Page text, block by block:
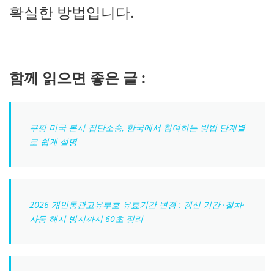
확실한 방법입니다.
함께 읽으면 좋은 글 :
쿠팡 미국 본사 집단소송, 한국에서 참여하는 방법 단계별
로 쉽게 설명
2026 개인통관고유부호 유효기간 변경 : 갱신 기간 ·절차·
자동 해지 방지까지 60초 정리